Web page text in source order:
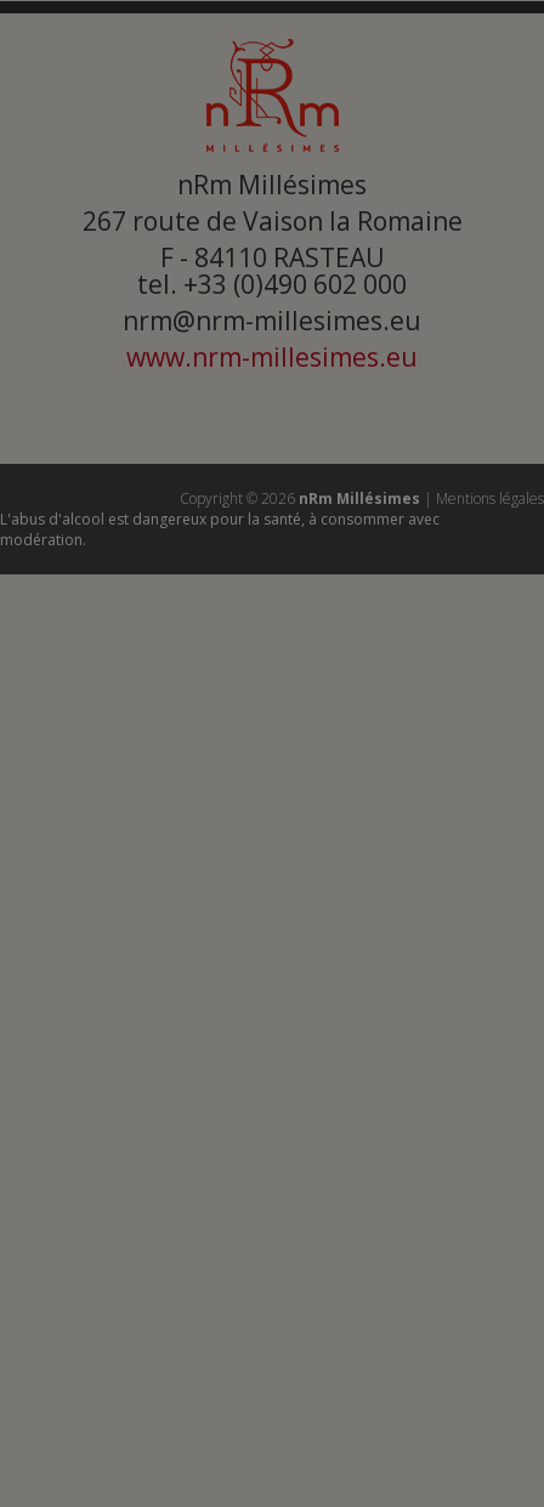
nRm Millésimes
267 route de Vaison la Romaine
F - 84110 RASTEAU
tel. +33 (0)490 602 000
nrm@nrm-millesimes.eu
www.nrm-millesimes.eu
| Mentions légales
Copyright © 2026 nRm Millésimes
L'abus d'alcool est dangereux pour la santé, à consommer avec
modération.